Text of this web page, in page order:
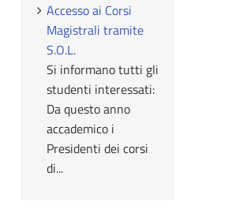
Accesso ai Corsi
Magistrali tramite
S.O.L.
Si informano tutti gli
studenti interessati:
Da questo anno
accademico i
Presidenti dei corsi
di...